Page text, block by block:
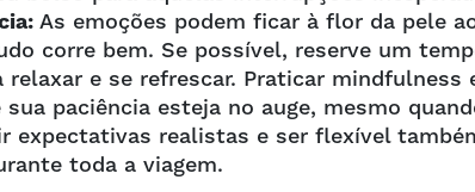
As emoções podem ficar à flor da pele
corre bem. Se possível, reserve um
relaxar e se refrescar. Praticar
paciência esteja no auge, mesmo
expectativas realistas e ser flexível
toda a viagem.